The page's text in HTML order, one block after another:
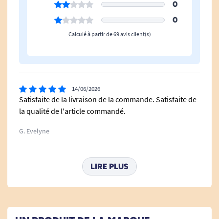
COULEUR :
Face A et face B en blanc
Bleu :
Face A bleu ciel et face B bleu azur
Vert :
ENTRETIEN :
0
0
Calculé à partir de 69 avis client(s)
14/06/2026
Satisfaite de la livraison de la commande. Satisfaite de
la qualité de l'article commandé.
G. Evelyne
21/05/2026LIRE PLUS